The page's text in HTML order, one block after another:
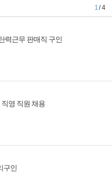
1/ 4
력근무 판매직 구인
영 직원 채용
구인